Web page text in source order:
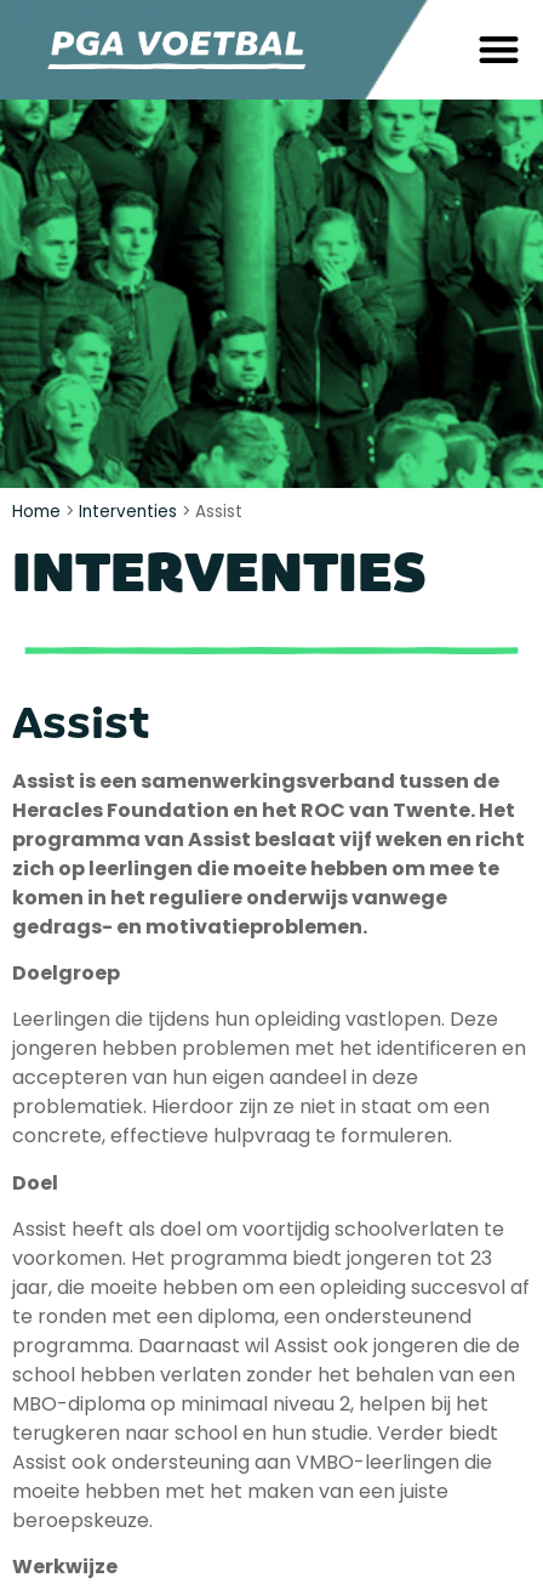
Home > Interventies > Assist
INTERVENTIES
Assist
Assist is een samenwerkingsverband tussen de
Heracles Foundation en het ROC van Twente. Het
programma van Assist beslaat vijf weken en richt
zich op leerlingen die moeite hebben om mee te
komen in het reguliere onderwijs vanwege
gedrags- en motivatieproblemen.
Doelgroep
Leerlingen die tijdens hun opleiding vastlopen. Deze
jongeren hebben problemen met het identificeren en
accepteren van hun eigen aandeel in deze
problematiek. Hierdoor zijn ze niet in staat om een
concrete, effectieve hulpvraag te formuleren.
Doel
Assist heeft als doel om voortijdig schoolverlaten te
voorkomen. Het programma biedt jongeren tot 23
jaar, die moeite hebben om een opleiding succesvol af
te ronden met een diploma, een ondersteunend
programma. Daarnaast wil Assist ook jongeren die de
school hebben verlaten zonder het behalen van een
MBO-diploma op minimaal niveau 2, helpen bij het
terugkeren naar school en hun studie. Verder biedt
Assist ook ondersteuning aan VMBO-leerlingen die
moeite hebben met het maken van een juiste
beroepskeuze.
Werkwijze